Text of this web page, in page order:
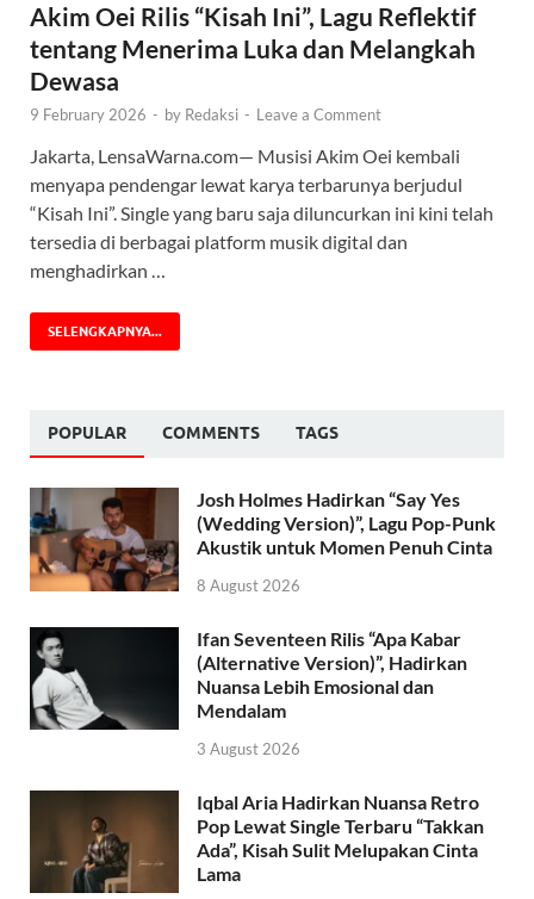
Akim Oei Rilis “Kisah Ini”, Lagu Reflektif
tentang Menerima Luka dan Melangkah
Dewasa
9 February 2026 - by Redaksi - Leave a Comment
Jakarta, LensaWarna.com— Musisi Akim Oei kembali
menyapa pendengar lewat karya terbarunya berjudul
“Kisah Ini”. Single yang baru saja diluncurkan ini kini telah
tersedia di berbagai platform musik digital dan
menghadirkan …
SELENGKAPNYA...
POPULAR COMMENTS TAGS
Josh Holmes Hadirkan “Say Yes
(Wedding Version)”, Lagu Pop-Punk
Akustik untuk Momen Penuh Cinta
8 August 2026
Ifan Seventeen Rilis “Apa Kabar
(Alternative Version)”, Hadirkan
Nuansa Lebih Emosional dan
Mendalam
3 August 2026
Iqbal Aria Hadirkan Nuansa Retro
Pop Lewat Single Terbaru “Takkan
Ada”, Kisah Sulit Melupakan Cinta
Lama